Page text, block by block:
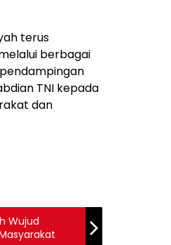
terus
berbagai
TNI kepada
dan
Wujud